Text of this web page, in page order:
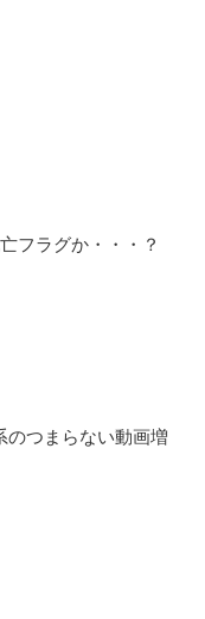
フラグか・・・？
のつまらない動画増